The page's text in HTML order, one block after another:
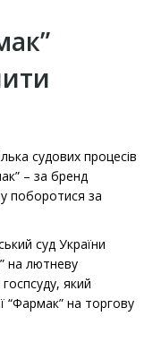
судових процесів
– за бренд
поборотися за
суд України
на лютневу
який
“Фармак” на торгову